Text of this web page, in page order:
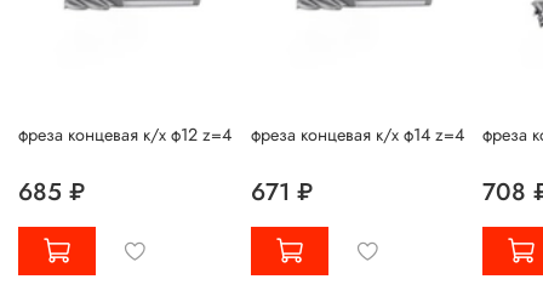
фреза концевая к/х ф12 z=4
685 ₽
фреза концевая к/х ф14 z=4
671 ₽
фреза
708